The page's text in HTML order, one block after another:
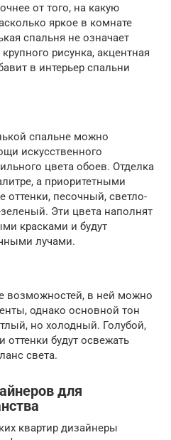
от того, на какую
яркое в комнате
спальня не означает
рисунка, акцентная
в интерьер спальни
спальне можно
искусственного
цвета обоев. Отделка
а приоритетными
оттенки, песочный, светло-
Эти цвета наполнят
красками и будут
лучами.
возможностей, в ней можно
однако основной тон
но холодный. Голубой,
будут освежать
света.
для
квартир дизайнеры